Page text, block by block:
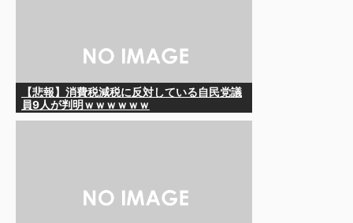
【悲報】消費税減税に反対している自民党議
員9人が判明ｗｗｗｗｗｗ